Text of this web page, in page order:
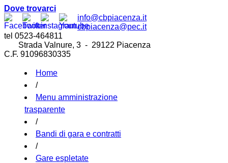
Dove trovarci
info@cbpiacenza.it
cbpiacenza@pec.it
tel 0523-464811
Strada Valnure, 3 - 29122 Piacenza
C.F. 91096830335
Home
/
Menu amministrazione
trasparente
/
Bandi di gara e contratti
/
Gare espletate